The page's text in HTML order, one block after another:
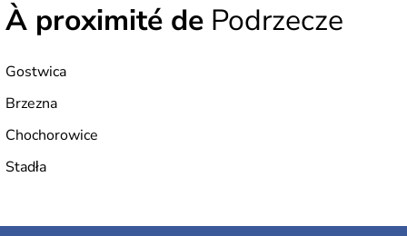
À proximité de Podrzecze
Gostwica
Brzezna
Chochorowice
Stadła